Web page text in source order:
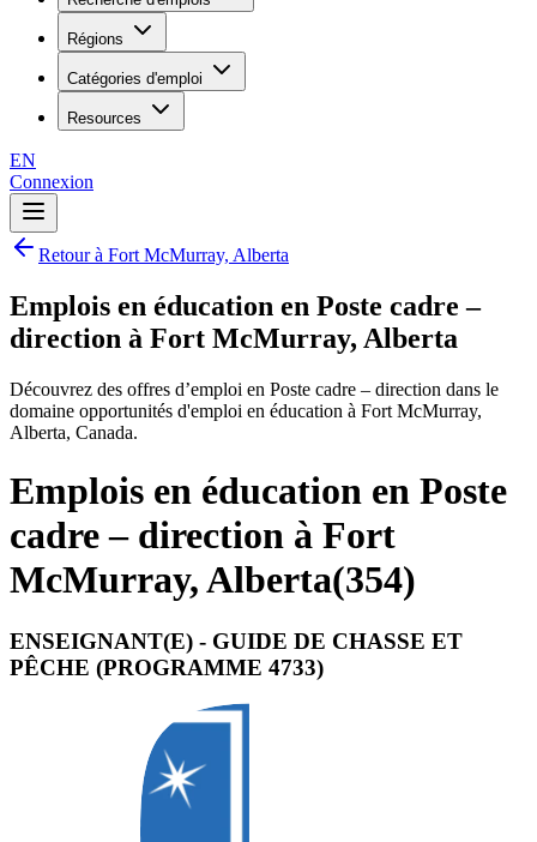
Régions
Catégories d'emploi
Resources
EN
Connexion
Retour à Fort McMurray, Alberta
Emplois en éducation en Poste cadre –
direction à Fort McMurray, Alberta
Découvrez des offres d’emploi en Poste cadre – direction dans le
domaine opportunités d'emploi en éducation à Fort McMurray,
Alberta, Canada.
Emplois en éducation en Poste
cadre – direction à Fort
McMurray, Alberta(354)
ENSEIGNANT(E) - GUIDE DE CHASSE ET
PÊCHE (PROGRAMME 4733)